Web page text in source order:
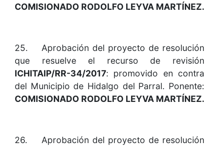
COMISIONADO RODOLFO LEYVA MARTÍNEZ.
25. Aprobación del proyecto de resolución
que resuelve el recurso de revisión
ICHITAIP/RR-34/2017: promovido en contra
del Municipio de Hidalgo del Parral. Ponente:
COMISIONADO RODOLFO LEYVA MARTÍNEZ.
26. Aprobación del proyecto de resolución